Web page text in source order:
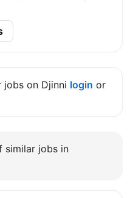
on Djinni login or
similar jobs in